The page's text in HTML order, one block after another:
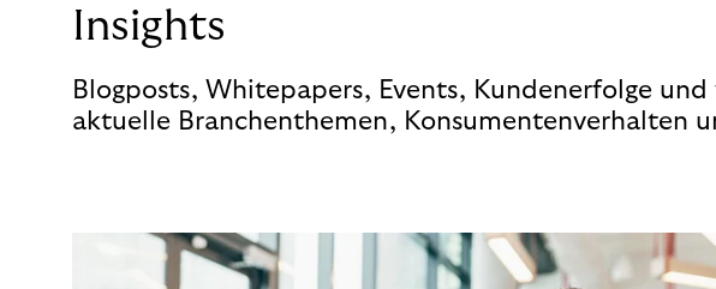
Insights
Blogposts, Whitepapers, Events, Kundenerfolge
aktuelle Branchenthemen, Konsumentenverhalten